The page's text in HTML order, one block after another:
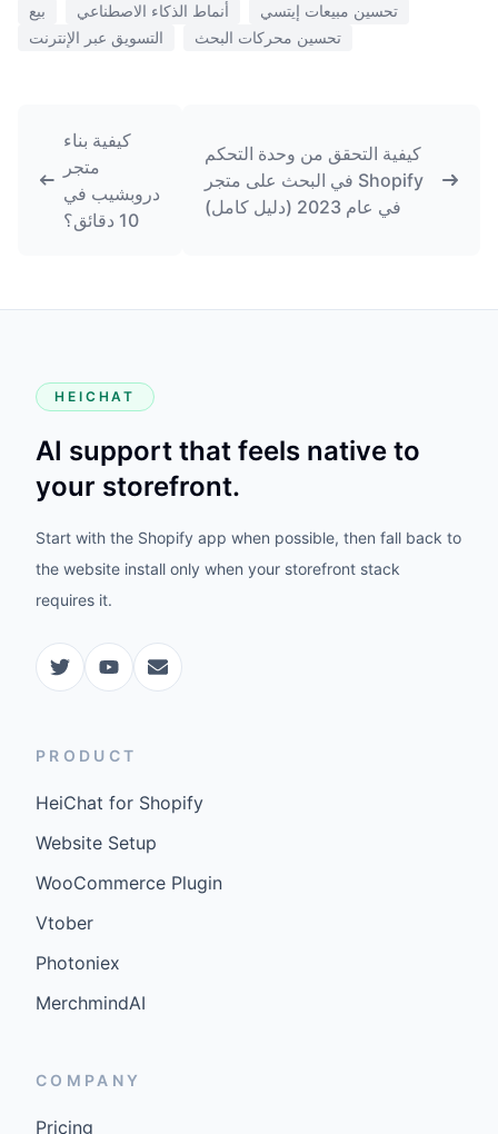
بيع أنماط الذكاء الاصطناعي
تحسين مبيعات إيتسي
التسويق عبر الإنترنت
تحسين محركات البحث
كيفية بناء
متجر
دروبشيب في
10 دقائق؟
كيفية التحقق من وحدة التحكم
في البحث على متجر Shopify
في عام 2023 (دليل كامل)
HEICHAT
AI support that feels native to
your storefront.
Start with the Shopify app when possible, then fall back to
the website install only when your storefront stack
requires it.
PRODUCT
HeiChat for Shopify
Website Setup
WooCommerce Plugin
Vtober
Photoniex
MerchmindAI
COMPANY
Pricing